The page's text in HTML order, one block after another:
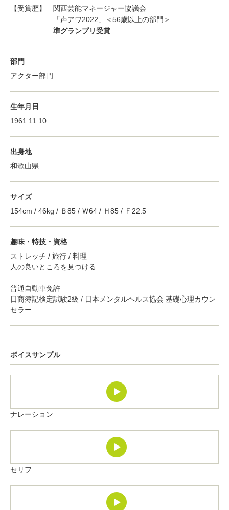
【受賞歴】 関西芸能マネージャー協議会
「声アワ2022」＜56歳以上の部門＞
準グランプリ受賞
部門
アクター部門
生年月日
1961.11.10
出身地
和歌山県
サイズ
154cm / 46kg / Ｂ85 / Ｗ64 / Ｈ85 / Ｆ22.5
趣味・特技・資格
ストレッチ / 旅行 / 料理
人の良いところを見つける
普通自動車免許
日商簿記検定試験2級 / 日本メンタルヘルス協会 基礎心理カウン
セラー
ボイスサンプル
ナレーション
セリフ